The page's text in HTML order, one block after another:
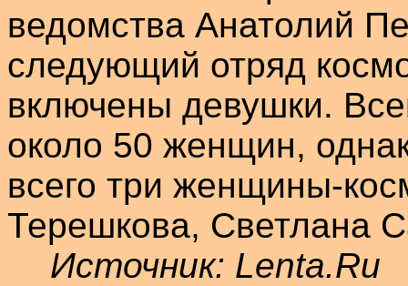
ведомства Анатолий
следующий отряд
включены девушки.
около 50 женщин,
всего три женщины-
Терешкова, Светлана
Источник: Lenta.Ru